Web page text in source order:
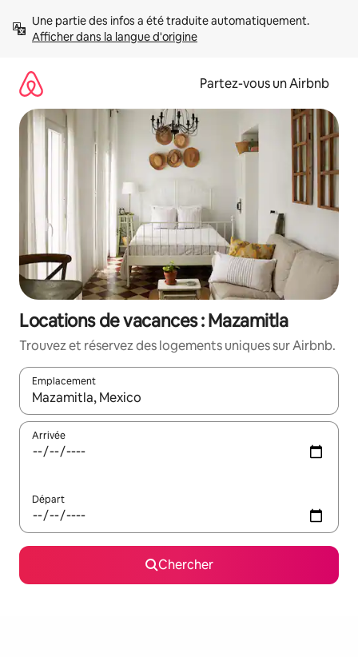
directement
Afficher dans la langue d'origine
Partez-vous un Airbnb
Locations de vacances : Mazamitla
Trouvez et réservez des logements uniques sur Airbnb.
Emplacement
Quand les résultats sont affichés, parcourez-les en utilisant
Arrivée
Départ
Chercher